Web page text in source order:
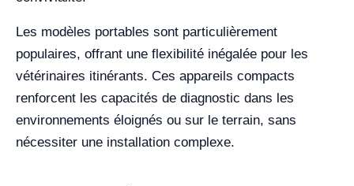
Les modèles portables sont particulièrement
populaires, offrant une flexibilité inégalée pour les
vétérinaires itinérants. Ces appareils compacts
renforcent les capacités de diagnostic dans les
environnements éloignés ou sur le terrain, sans
nécessiter une installation complexe.